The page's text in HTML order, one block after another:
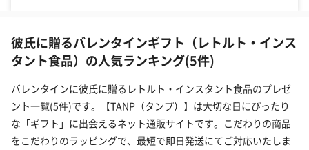
彼氏に贈るバレンタインギフト（レトルト・インス
タント食品）の人気ランキング(5件)
バレンタインに彼氏に贈るレトルト・インスタント食品のプレゼ
ント一覧(5件)です。【TANP（タンプ）】は大切な日にぴったり
な「ギフト」に出会えるネット通販サイトです。こだわりの商品
をこだわりのラッピングで、最短で即日発送にてご対応いたしま